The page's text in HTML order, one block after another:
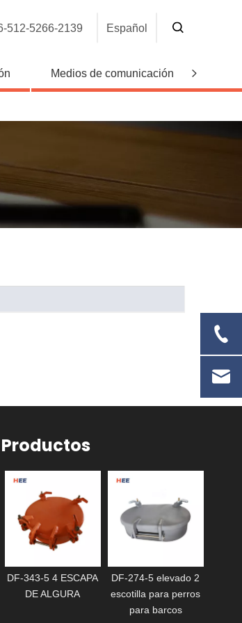
512-5266-2139 Español
Medios de comunicación
Productos
DF-343-5 4 ESCAPA
DE ALGURA
DF-274-5 elevado 2
escotilla para perros
para barcos